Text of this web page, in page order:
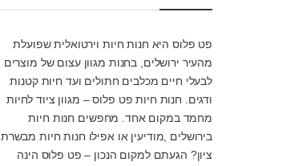
פט פלוס היא חנות חיות וירטואלית שפועלת
מהעיר ירושלים, בחנות מגוון עצום של מוצרים
לבעלי חיים מכלבים חתולים ועד חיות קטנות
ודגים. חנות חיות פט פלוס – מגוון ציוד לחיות
מחמד במקום אחד. מחפשים חנות חיות
בירושלים ,מודיעין או אפילו חנות חיות מבשרת
ציון? הגעתם למקום הנכון – פט פלוס הינה